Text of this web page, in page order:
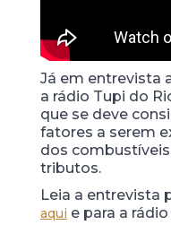
Já em entrevista
a rádio Tupi do
que se deve
fatores a serem
dos
tributos.
Leia a entrevista
aqui e para a